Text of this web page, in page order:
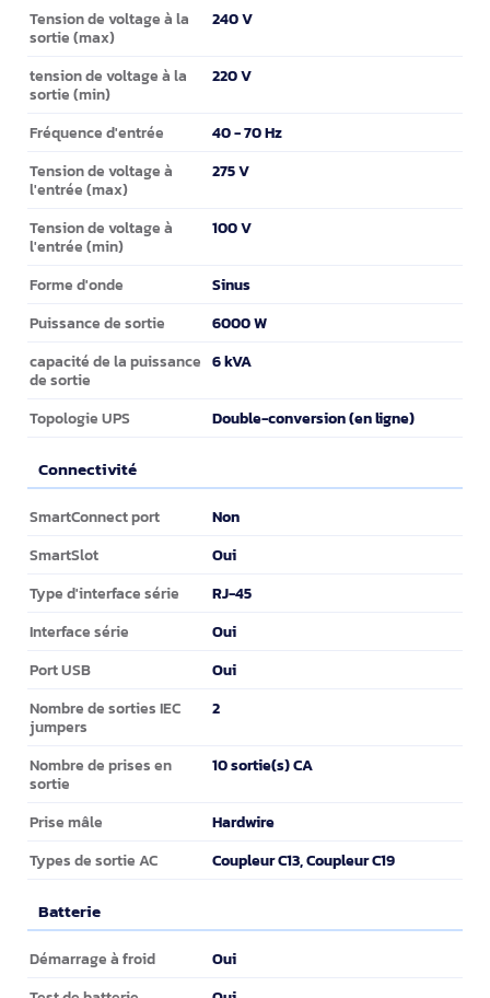
Tension de voltage à la
sortie (max)
240 V
tension de voltage à la
sortie (min)
220 V
Fréquence d'entrée 40 - 70 Hz
Tension de voltage à
l'entrée (max)
275 V
Tension de voltage à
l'entrée (min)
100 V
Forme d'onde Sinus
Puissance de sortie 6000 W
capacité de la puissance
de sortie
6 kVA
Topologie UPS Double-conversion (en ligne)
Connectivité
Connectivité
SmartConnect port Non
SmartSlot Oui
Type d'interface série RJ-45
Interface série Oui
Port USB Oui
Nombre de sorties IEC
jumpers
2
Nombre de prises en
sortie
10 sortie(s) CA
Prise mâle Hardwire
Types de sortie AC Coupleur C13, Coupleur C19
Batterie
Batterie
Démarrage à froid Oui